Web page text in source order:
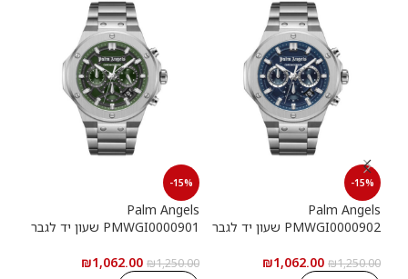
-15%
Palm Angels
PMWGI0000902 שעון יד לגבר
₪1,250.00
₪1,062.00
-15%
Palm Angels
PMWGI0000901 שעון יד לגבר
₪1,250.00
₪1,062.00